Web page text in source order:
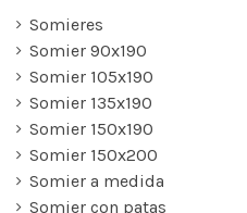
Somieres
Somier 90x190
Somier 105x190
Somier 135x190
Somier 150x190
Somier 150x200
Somier a medida
Somier con patas